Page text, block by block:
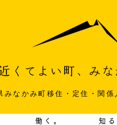
みなかみ町移住・定住・関係
働く。 知る